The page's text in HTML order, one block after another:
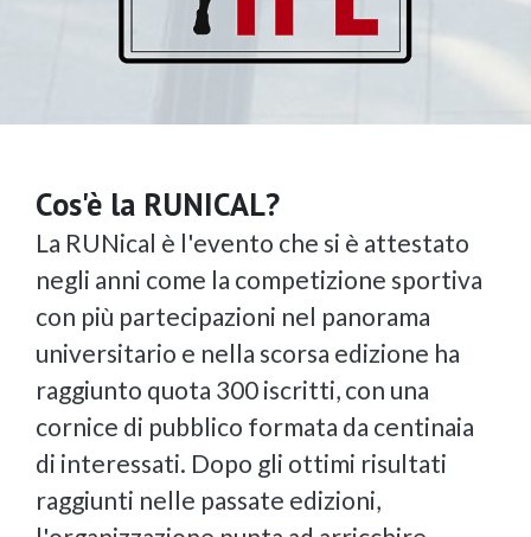
Cos'è la RUNICAL?
La RUNical è l'evento che si è attestato
negli anni come la competizione sportiva
con più partecipazioni nel panorama
universitario e nella scorsa edizione ha
raggiunto quota 300 iscritti, con una
cornice di pubblico formata da centinaia
di interessati. Dopo gli ottimi risultati
raggiunti nelle passate edizioni,